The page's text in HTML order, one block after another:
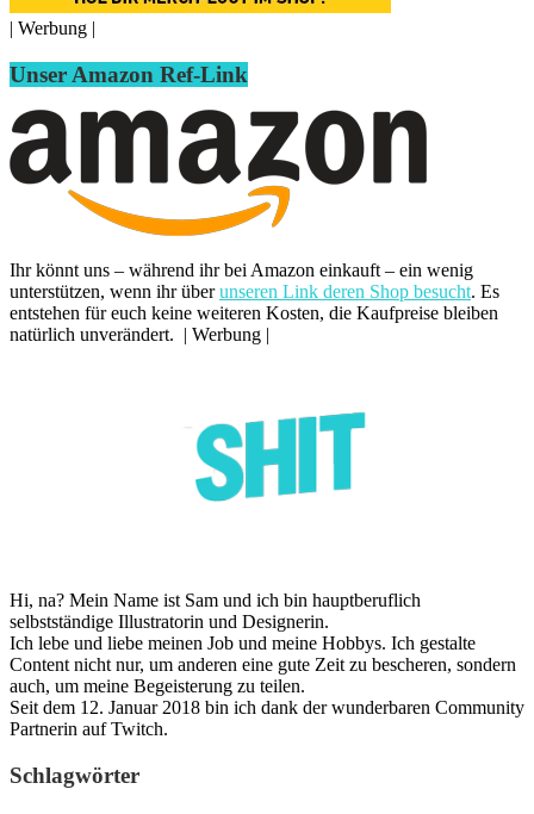
| Werbung |
Unser Amazon Ref-Link
Ihr könnt uns – während ihr bei Amazon einkauft – ein wenig
unterstützen, wenn ihr überunseren Link deren Shop besucht. Es
entstehen für euch keine weiteren Kosten, die Kaufpreise bleiben
natürlich unverändert. | Werbung |
Hi, na? Mein Name ist Sam und ich bin hauptberuflich
selbstständige Illustratorin und Designerin.
Ich lebe und liebe meinen Job und meine Hobbys. Ich gestalte
Content nicht nur, um anderen eine gute Zeit zu bescheren, sondern
auch, um meine Begeisterung zu teilen.
Seit dem 12. Januar 2018 bin ich dank der wunderbaren Community
Partnerin auf Twitch.
Schlagwörter